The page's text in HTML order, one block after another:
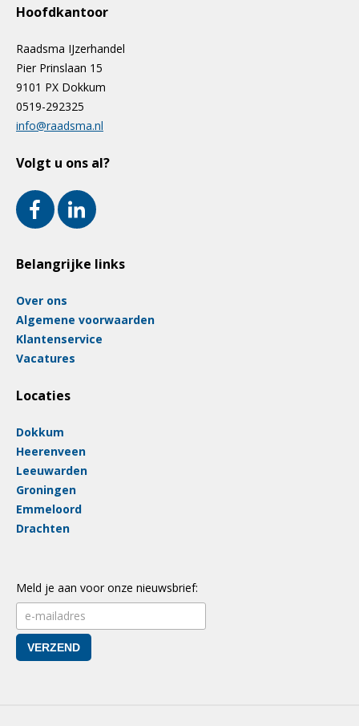
Hoofdkantoor
Raadsma IJzerhandel
Pier Prinslaan 15
9101 PX Dokkum
0519-292325
info@raadsma.nl
Volgt u ons al?
Belangrijke links
Over ons
Algemene voorwaarden
Klantenservice
Vacatures
Locaties
Dokkum
Heerenveen
Leeuwarden
Groningen
Emmeloord
Drachten
Meld je aan voor onze nieuwsbrief: